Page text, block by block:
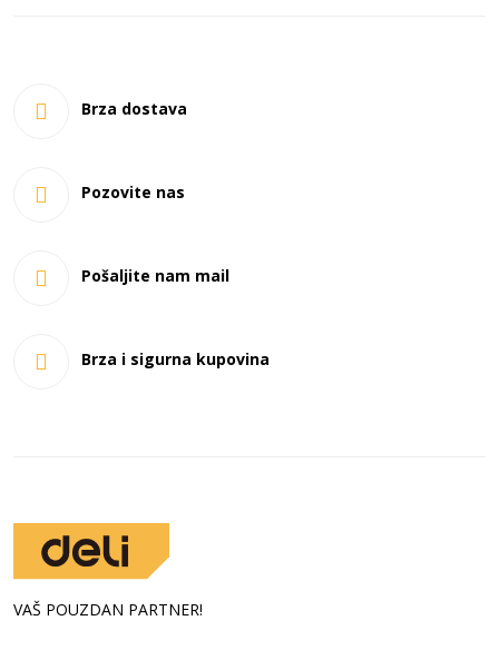
Brza dostava
Pozovite nas
Pošaljite nam mail
Brza i sigurna kupovina
VAŠ POUZDAN PARTNER!